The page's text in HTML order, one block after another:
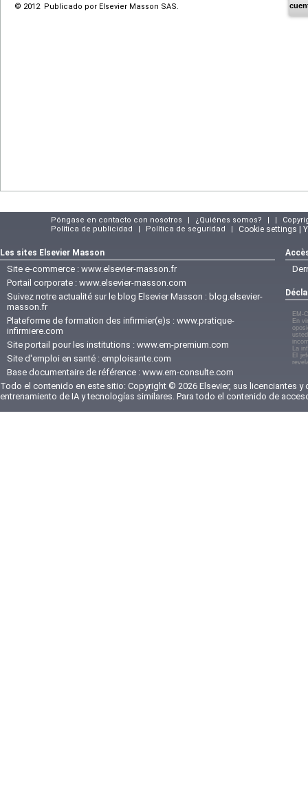
© 2012 Publicado por Elsevier Masson SAS.
Póngase en contacto con nosotros | ¿Quiénes somos? | |
Política de publicidad
| Política de seguridad | Cookie settings |
Les sites Elsevier Masson
Site e-commerce : www.elsevier-masson.fr
Portail corporate : www.elsevier-masson.com
Suivez notre actualité sur le blog Elsevier Masson : blog.elsevier-
masson.fr
Plateforme de formation des infirmier(e)s : www.pratique-
infirmiere.com
Site portail pour les institutions : www.em-premium.com
Site d'emploi en santé : emploisante.com
Base documentaire de référence : www.em-consulte.com
EM-
En
La
El
Todo el contenido en este sitio: Copyright © 2026 Elsevier, sus licenciantes
entrenamiento de IA y tecnologías similares. Para todo el contenido de